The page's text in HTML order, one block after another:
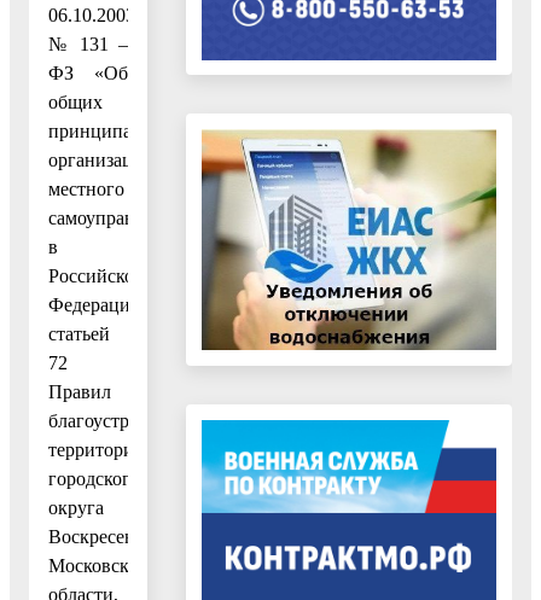
06.10.2003
№ 131 –
ФЗ «Об
общих
принципах
организации
местного
самоуправления
в
Российской
Федерации»,
статьей
72
Правил
благоустройства
территории
городского
округа
Воскресенск
Московской
области,